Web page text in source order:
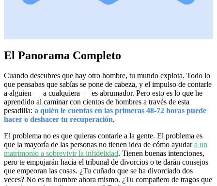
El Panorama Completo
Cuando descubres que hay otro hombre, tu mundo explota. Todo lo
que pensabas que sabías se pone de cabeza, y el impulso de contarle
a alguien — a cualquiera — es abrumador. Pero esto es lo que he
aprendido al caminar con cientos de hombres a través de esta
pesadilla: a quién le cuentas en las primeras 48-72 horas puede
hacer o deshacer tu recuperación.
El problema no es que quieras contarle a la gente. El problema es
que la mayoría de las personas no tienen idea de cómo ayudara un
matrimonio a sobrevivir la infidelidad. Tienen buenas intenciones,
pero te empujarán hacia el tribunal de divorcios o te darán consejos
que empeoran las cosas. ¿Tu cuñado que se ha divorciado dos
veces? No es tu hombre ahora mismo. ¿Tu compañero de tragos que